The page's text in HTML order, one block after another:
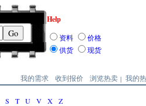
Help
资料
价格
供货
现货
我的需求 收到报价 浏览热卖 | 我的
S T U V X Z